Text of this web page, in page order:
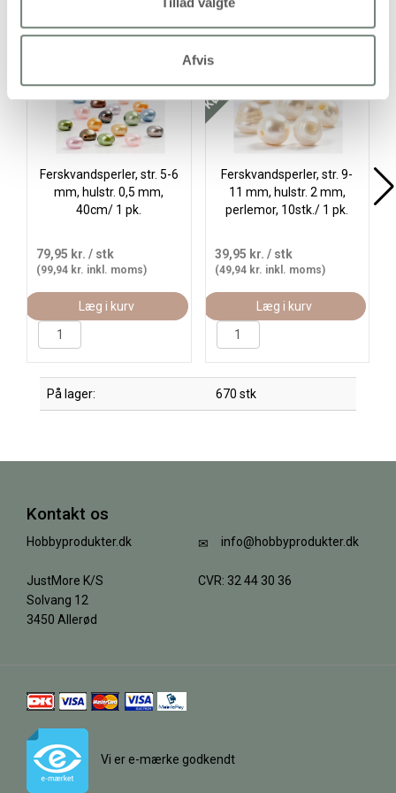
Afvis
Ferskvandsperler, str. 5-6
mm, hulstr. 0,5 mm,
40cm/ 1 pk.
79,95 kr. / stk
(99,94 kr. inkl. moms)
Læg i kurv
Køb mere og spar
Ferskvandsperler, str. 9-
11 mm, hulstr. 2 mm,
perlemor, 10stk./ 1 pk.
39,95 kr. / stk
(49,94 kr. inkl. moms)
Læg i kurv
På lager: 670 stk
Kontakt os
Hobbyprodukter.dk
JustMore K/S
Solvang 12
3450 Allerød
info@hobbyprodukter.dk
CVR: 32 44 30 36
Vi er e-mærke godkendt